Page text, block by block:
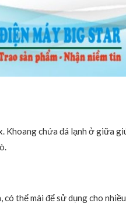
chứa đá lạnh ở giữa
thể mài để sử dụng cho